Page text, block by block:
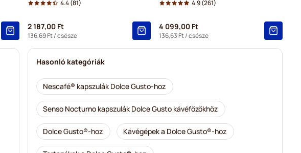
4.4(81)
2 187,00 Ft
136,69 Ft/ csésze
4.9(261)
4 099,00 Ft
136,63 Ft/ csésze
Hasonló kategóriák
Nescafé® kapszulák Dolce Gusto-hoz
Senso Nocturno kapszulák Dolce Gusto kávéfőzőkhöz
Dolce Gusto®-hoz Kávégépek a Dolce Gusto®-hoz